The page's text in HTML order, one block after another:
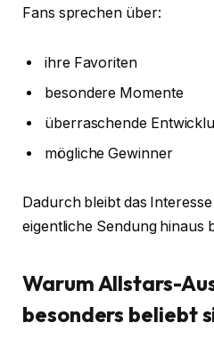
Fans sprechen über:
ihre Favoriten
besondere Momente
überraschende
mögliche Gewinner
Dadurch bleibt das
eigentliche Sendung hinaus
Warum Allstars-
besonders beliebt